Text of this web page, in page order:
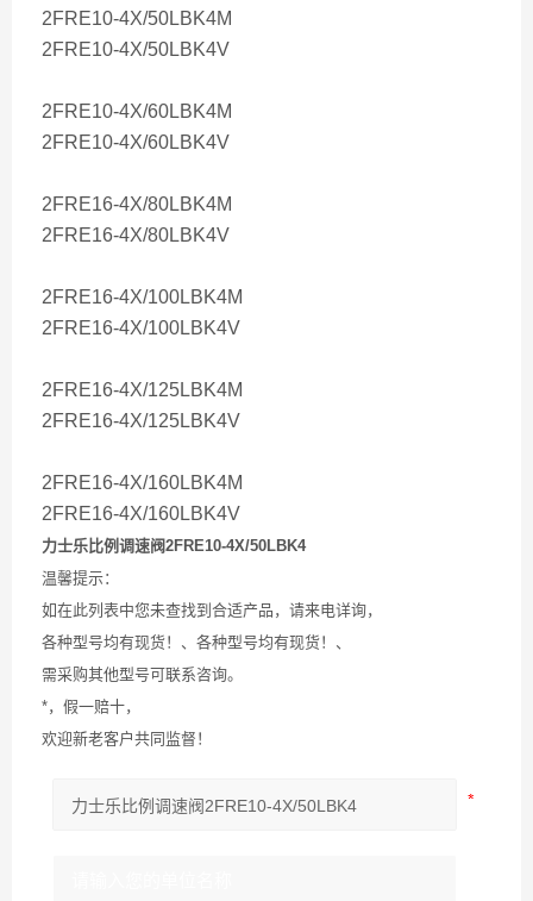
2FRE10-4X/50LBK4M
2FRE10-4X/50LBK4V
2FRE10-4X/60LBK4M
2FRE10-4X/60LBK4V
2FRE16-4X/80LBK4M
2FRE16-4X/80LBK4V
2FRE16-4X/100LBK4M
2FRE16-4X/100LBK4V
2FRE16-4X/125LBK4M
2FRE16-4X/125LBK4V
2FRE16-4X/160LBK4M
2FRE16-4X/160LBK4V
力士乐比例调速阀2FRE10-4X/50LBK4
温馨提示：
如在此列表中您未查找到合适产品，请来电详询，
各种型号均有现货！、各种型号均有现货！、
需采购其他型号可联系咨询。
*，假一赔十，
欢迎新老客户共同监督！